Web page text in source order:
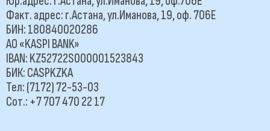
Факт. адрес: г.Астана, ул.Иманова, 19, оф. 706Е
БИН: 180840020286
АО «KASPI BANK»
IBAN: KZ52722S000001523843
БИК: CASPKZKA
Тел: (7172) 72-53-03
Сот.: +7 707 470 22 17